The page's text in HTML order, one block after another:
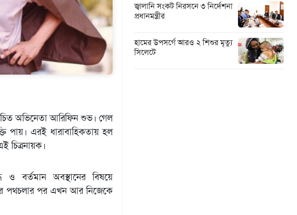
অভিনেতা আরিফিন শুভ। গেল
পায়। এরই ধারাবাহিকতায় হল
চিত্রনায়ক।
বর্তমান অবস্থানের বিষয়ে
পথচলার পর এখন আর নিজেকে
জ্বালানি সংকট নিরসনে ৩ নির্দেশনা
প্রধানমন্ত্রীর
হামের উপসর্গে আরও ২ শিশুর মৃত্যু
সিলেটে